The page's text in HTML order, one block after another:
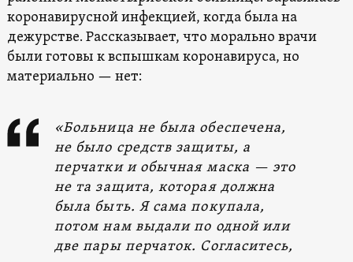
коронавирусной инфекцией, когда была на
дежурстве. Рассказывает, что морально врачи
были готовы к вспышкам коронавируса, но
материально — нет:
«Больница не была обеспечена,
не было средств защиты, а
перчатки и обычная маска — это
не та защита, которая должна
была быть. Я сама покупала,
потом нам выдали по одной или
две пары перчаток. Согласитесь,